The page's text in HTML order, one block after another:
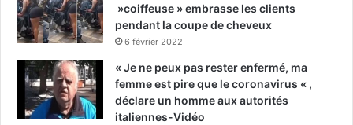
»coiffeuse » embrasse les clients
pendant la coupe de cheveux
6 février 2022
« Je ne peux pas rester enfermé, ma
femme est pire que le coronavirus « ,
déclare un homme aux autorités
italiennes-Vidéo